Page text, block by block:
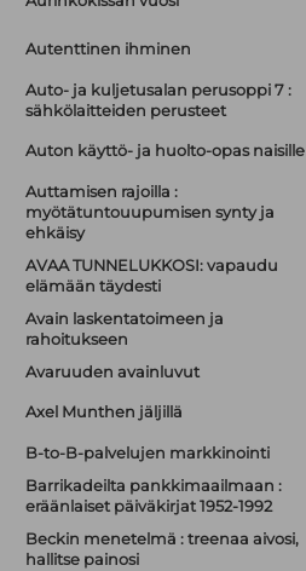
Autenttinen ihminen
Auto- ja kuljetusalan perusoppi 7 :
sähkölaitteiden perusteet
Auton käyttö- ja huolto-opas naisille
Auttamisen rajoilla :
myötätuntouupumisen synty ja
ehkäisy
AVAA TUNNELUKKOSI: vapaudu
elämään täydesti
Avain laskentatoimeen ja
rahoitukseen
Avaruuden avainluvut
Axel Munthen jäljillä
B-to-B-palvelujen markkinointi
Barrikadeilta pankkimaailmaan :
eräänlaiset päiväkirjat 1952-1992
Beckin menetelmä : treenaa aivosi,
hallitse painosi